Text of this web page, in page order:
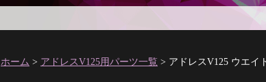
ホーム > アドレスV125用パーツ一覧 > アドレスV125 ウエイ